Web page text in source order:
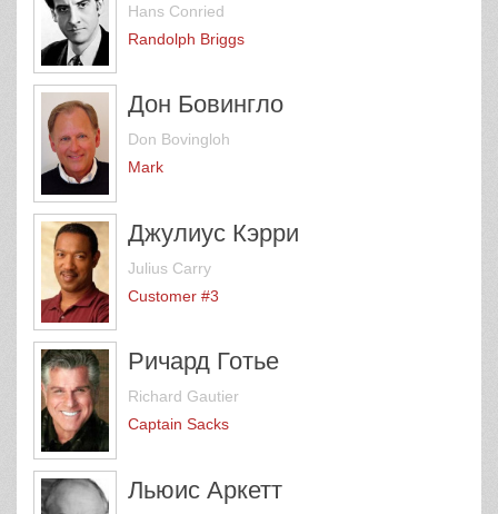
Hans Conried
Randolph Briggs
Дон Бовингло
Don Bovingloh
Mark
Джулиус Кэрри
Julius Carry
Customer #3
Ричард Готье
Richard Gautier
Captain Sacks
Льюис Аркетт